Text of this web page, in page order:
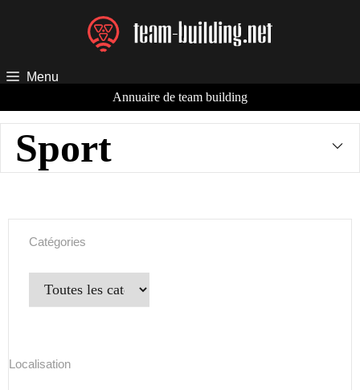
Menu
Annuaire de team building
Sport
Catégories
Localisation